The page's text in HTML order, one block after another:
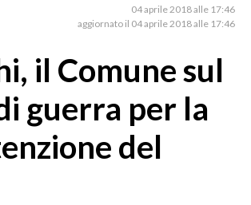
04 aprile 2018 alle 17:46
aggiornato il 04 aprile 2018 alle 17:46
il Comune sul
guerra per la
del